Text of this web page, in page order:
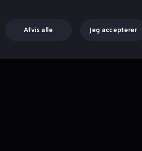
Afvis alle Jeg accepterer